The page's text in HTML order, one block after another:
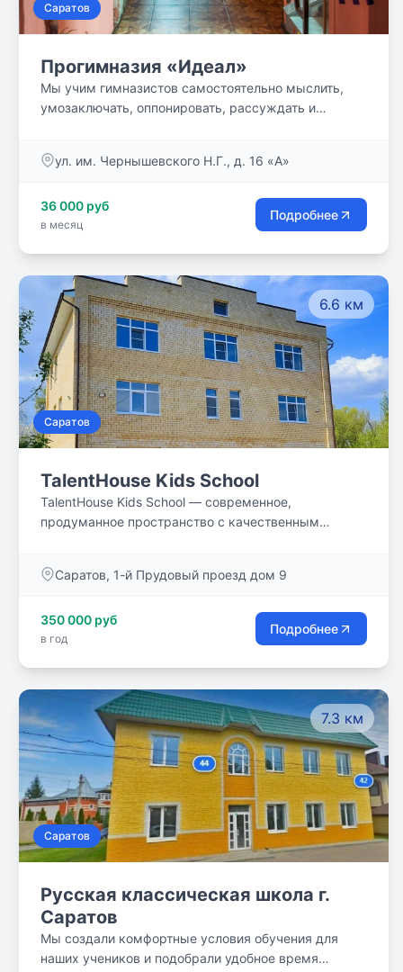
Саратов
Прогимназия «Идеал»
Мы учим гимназистов самостоятельно мыслить,
умозаключать, оппонировать, рассуждать и
формируем лидерские качества, воспитываем
успешность.
ул. им. Чернышевского Н.Г., д. 16 «А»
36 000 руб
в месяц
Подробнее
6.6 км
Саратов
TalentHouse Kids School
TalentHouse Kids School — современное,
продуманное пространство с качественным
Саратов, 1-й Прудовый проезд дом 9
350 000 руб
в год
Подробнее
7.3 км
Саратов
Русская классическая школа г.
Саратов
Мы создали комфортные условия обучения для
наших учеников и подобрали удобное время